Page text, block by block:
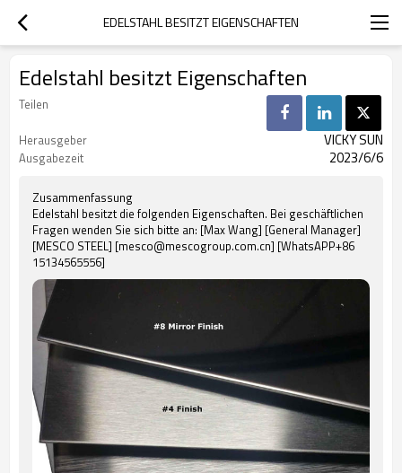
EDELSTAHL BESITZT EIGENSCHAFTEN
Edelstahl besitzt Eigenschaften
Teilen
Herausgeber
VICKY SUN
Ausgabezeit 2023/6/6
Zusammenfassung
Edelstahl besitzt die folgenden Eigenschaften. Bei geschäftlichen
Fragen wenden Sie sich bitte an: [Max Wang] [General Manager]
[MESCO STEEL] [mesco@mescogroup.com.cn] [WhatsAPP+86
15134565556]